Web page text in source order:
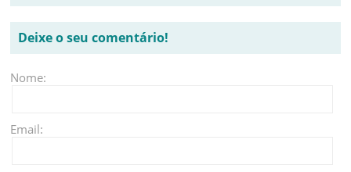
Deixe o seu comentário!
Nome:
Email: